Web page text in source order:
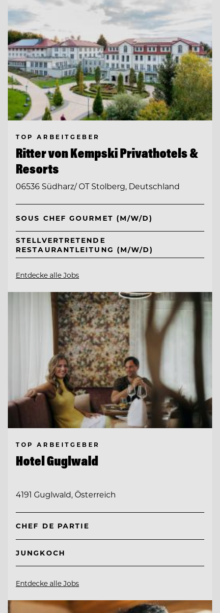
TOP ARBEITGEBER
Ritter von Kempski Privathotels &
Resorts
06536 Südharz/ OT Stolberg, Deutschland
SOUS CHEF GOURMET (M/W/D)
STELLVERTRETENDE
RESTAURANTLEITUNG (M/W/D)
Entdecke alle Jobs
TOP ARBEITGEBER
Hotel Guglwald
4191 Guglwald, Österreich
CHEF DE PARTIE
JUNGKOCH
Entdecke alle Jobs